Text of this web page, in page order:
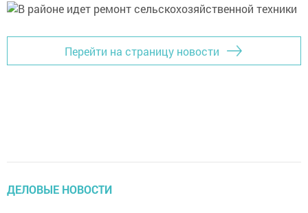
Перейти на страницу новости
ДЕЛОВЫЕ НОВОСТИ